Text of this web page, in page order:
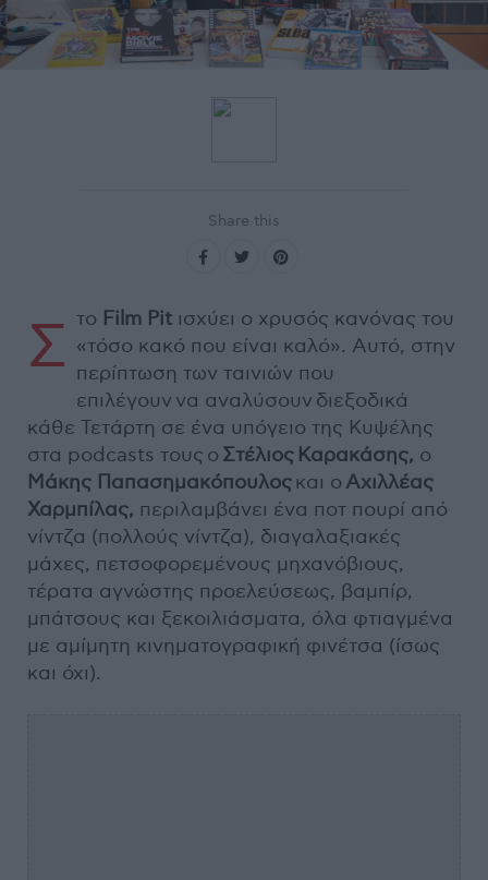
Share this
Σ το Film Pit ισχύει ο χρυσός κανόνας του
«τόσο κακό που είναι καλό». Αυτό, στην
περίπτωση των ταινιών που
επιλέγουν να αναλύσουν διεξοδικά
κάθε Τετάρτη σε ένα υπόγειο της Κυψέλης
στα podcasts τους ο Στέλιος Καρακάσης, ο
Μάκης Παπασημακόπουλοςκαι ο Αχιλλέας
Χαρμπίλας, περιλαμβάνει ένα ποτ πουρί από
νίντζα (πολλούς νίντζα), διαγαλαξιακές
μάχες, πετσοφορεμένους μηχανόβιους,
τέρατα αγνώστης προελεύσεως, βαμπίρ,
μπάτσους και ξεκοιλιάσματα, όλα φτιαγμένα
με αμίμητη κινηματογραφική φινέτσα (ίσως
και όχι).